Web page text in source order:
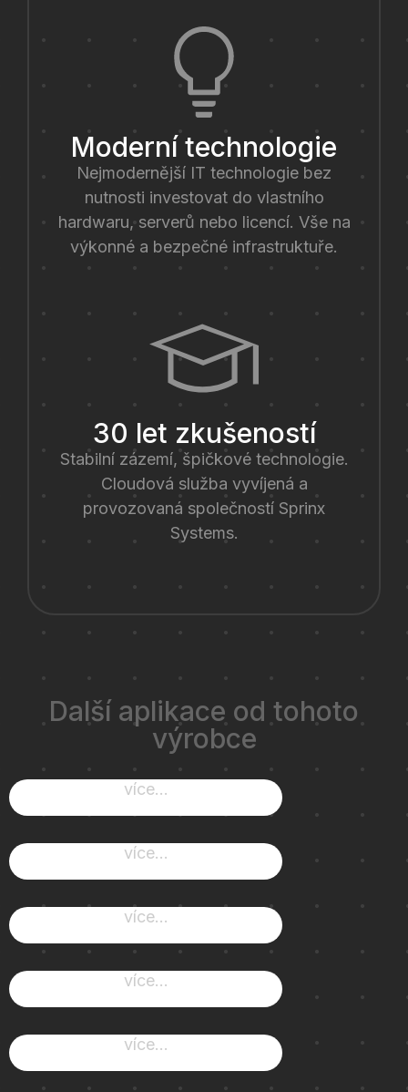
Moderní technologie
Nejmodernější IT technologie bez
nutnosti investovat do vlastního
hardwaru, serverů nebo licencí. Vše na
výkonné a bezpečné infrastruktuře.
30 let zkušeností
Stabilní zázemí, špičkové technologie.
Cloudová služba vyvíjená a
provozovaná společností Sprinx
Systems.
Další aplikace od tohoto
výrobce
více...
více...
více...
více...
více...